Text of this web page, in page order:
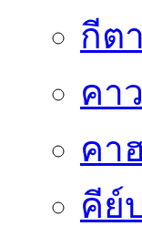
กีต
คา
คา
คีย์